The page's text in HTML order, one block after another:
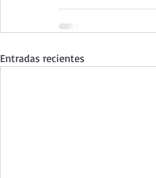
Entradas recientes